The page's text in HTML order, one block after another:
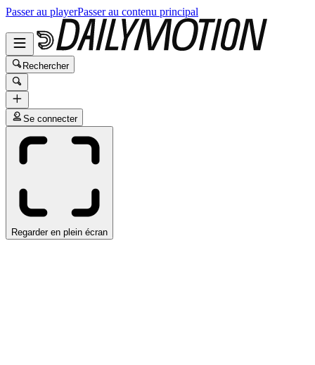
Passer au playerPasser au contenu principal
Rechercher
Se connecter
Regarder en plein écran